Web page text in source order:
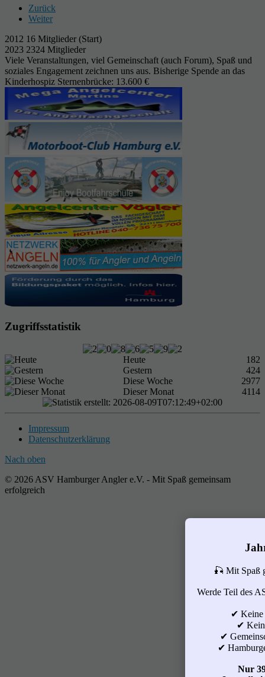
🎣 Mit Spaß
Werde Teil des
✔ Keine
✔
✔
✔
Nur
Zurück
Weiter
2012 16 Mitglieder (Start)
2023 2324 Mitglieder
Viele Veranstaltungen, viel Gemeinschaft (auch Forum), Spaß und
soziales Engagement zeichnen uns aus. Bisherige Spende an das
Kinderhospiz Sternenbrücke: 13.600 €
Zugriffsstatistik
Heute
182
Gestern
424
Diese Woche
2977
Dieser Monat
4114
Impressum
Datenschutzerklärung
Nach oben
© 2026 ASV Hamburger Angler e.V. - Mit Spaß gemeinsam
erfolgreich